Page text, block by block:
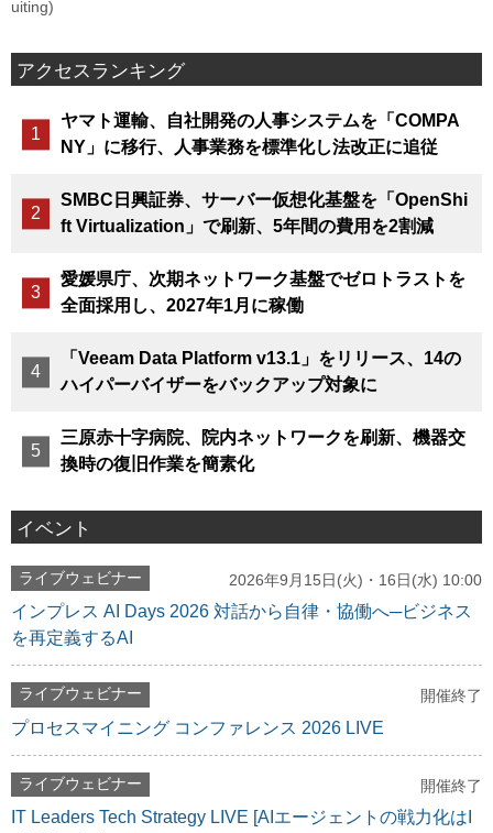
uiting)
アクセスランキング
ヤマト運輸、自社開発の人事システムを「COMPA
NY」に移行、人事業務を標準化し法改正に追従
SMBC日興証券、サーバー仮想化基盤を「OpenShi
ft Virtualization」で刷新、5年間の費用を2割減
愛媛県庁、次期ネットワーク基盤でゼロトラストを
全面採用し、2027年1月に稼働
「Veeam Data Platform v13.1」をリリース、14の
ハイパーバイザーをバックアップ対象に
三原赤十字病院、院内ネットワークを刷新、機器交
換時の復旧作業を簡素化
イベント
ライブウェビナー 2026年9月15日(火)・16日(水) 10:00
インプレス AI Days 2026 対話から自律・協働へ─ビジネス
を再定義するAI
ライブウェビナー 開催終了
プロセスマイニング コンファレンス 2026 LIVE
ライブウェビナー 開催終了
IT Leaders Tech Strategy LIVE [AIエージェントの戦力化はI